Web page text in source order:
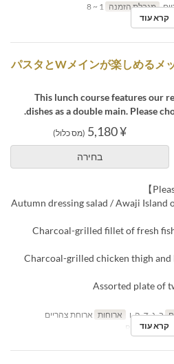
מגבלת הזמנה
קרא עוד
【平日】パスタとWメインが楽しめる
This lunch course features our
dishes as a double main. Please
¥ 5,180 (מס כלול)
בחירה
Autumn dressing salad / Awaji Island
◯ Charcoal-grilled fillet of fresh
ב, ג, ד, ה, ו ארוחות ארוחת צהריים
Restaurant
קרא עוד